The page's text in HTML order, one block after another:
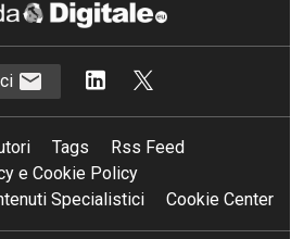
Tags
Rss Feed
e Cookie Policy
Specialistici
Cookie Center